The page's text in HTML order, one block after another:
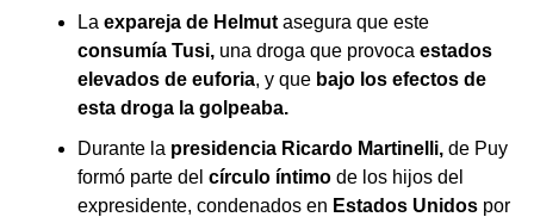
La expareja de Helmut asegura que este
consumía Tusi, una droga que provoca estados
elevados de euforia, y que bajo los efectos de
esta droga la golpeaba.
Durante la presidencia Ricardo Martinelli, de Puy
formó parte del círculo íntimo de los hijos del
expresidente, condenados en Estados Unidos por